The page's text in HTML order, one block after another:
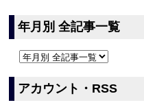
年月別 全記事一覧
アカウント・RSS